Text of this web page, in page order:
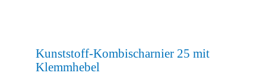
Kunststoff-Kombischarnier 25 mit
Klemmhebel